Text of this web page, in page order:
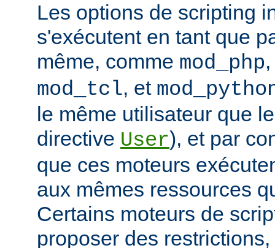
Les options de scripting
s'exécutent en tant que
même, comme mod_php
mod_tcl, et
le même utilisateur que
directive User), et par
que ces moteurs
aux mêmes ressources
Certains moteurs de
proposer des